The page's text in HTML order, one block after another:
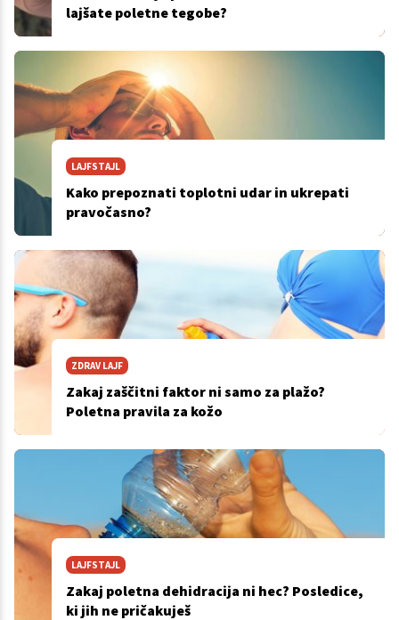
lajšate poletne tegobe?
LAJFSTAJL
Kako prepoznati toplotni udar in ukrepati
pravočasno?
ZDRAV LAJF
Zakaj zaščitni faktor ni samo za plažo?
Poletna pravila za kožo
LAJFSTAJL
Zakaj poletna dehidracija ni hec? Posledice,
ki jih ne pričakuješ